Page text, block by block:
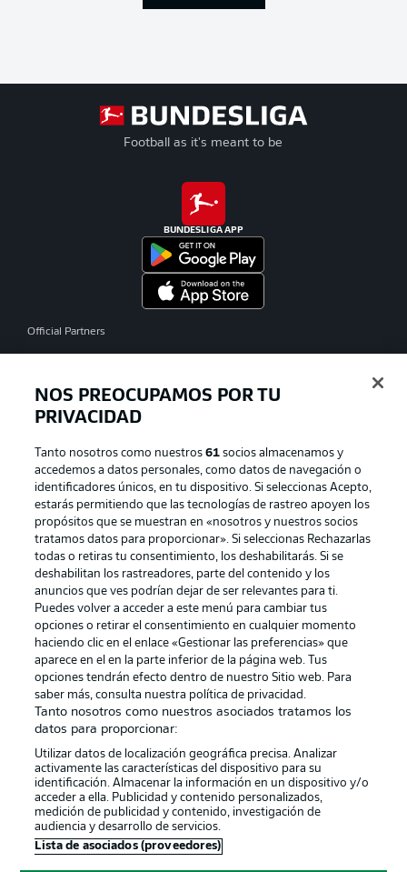
Football as it's meant to be
BUNDESLIGA APP
Official Partners
Publicidad Aviso legal
Gestionar las preferencias Declaracion de privacidad
Canales Trabajos
Jugadores Condiciones de uso
Sello Editorial Contacto
© 2026 Bundesliga-Gruppe GmbH
NOS PREOCUPAMOS POR TU
PRIVACIDAD
Tanto nosotros como nuestros61 socios almacenamos y
accedemos a datos personales, como datos de navegación o
identificadores únicos, en tu dispositivo. Si seleccionas Acepto,
estarás permitiendo que las tecnologías de rastreo apoyen los
propósitos que se muestran en «nosotros y nuestros socios
tratamos datos para proporcionar». Si seleccionas Rechazarlas
todas o retiras tu consentimiento, los deshabilitarás. Si se
deshabilitan los rastreadores, parte del contenido y los
anuncios que ves podrían dejar de ser relevantes para ti.
Puedes volver a acceder a este menú para cambiar tus
opciones o retirar el consentimiento en cualquier momento
haciendo clic en el enlace «Gestionar las preferencias» que
aparece en el en la parte inferior de la página web. Tus
opciones tendrán efecto dentro de nuestro Sitio web. Para
saber más, consulta nuestra política de privacidad.
Tanto nosotros como nuestros asociados tratamos los
datos para proporcionar:
Utilizar datos de localización geográfica precisa. Analizar
activamente las características del dispositivo para su
identificación. Almacenar la información en un dispositivo y/o
acceder a ella. Publicidad y contenido personalizados,
medición de publicidad y contenido, investigación de
audiencia y desarrollo de servicios.
Lista de asociados (proveedores)